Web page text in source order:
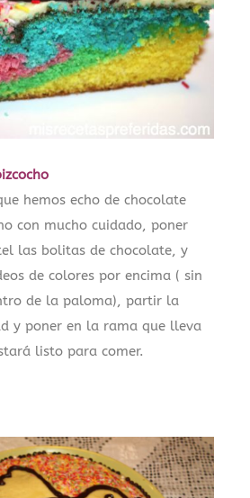
hemos echo de chocolate
con mucho cuidado, poner
las bolitas de chocolate, y
de colores por encima ( sin
de la paloma), partir la
y poner en la rama que lleva
listo para comer.